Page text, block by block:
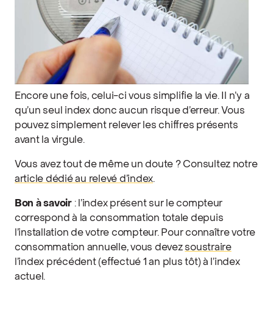
Encore une fois, celui-ci vous simplifie la vie. Il n’y a
qu’un seul index donc aucun risque d’erreur. Vous
pouvez simplement relever les chiffres présents
avant la virgule.
Vous avez tout de même un doute ? Consultez notre
article dédié au relevé d’index.
Bon à savoir: l’index présent sur le compteur
correspond à la consommation totale depuis
l’installation de votre compteur. Pour connaître votre
consommation annuelle, vous devez soustraire
l’index précédent (effectué 1 an plus tôt) à l’index
actuel.